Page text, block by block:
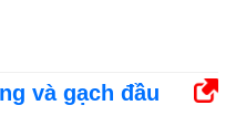
và gạch đầu